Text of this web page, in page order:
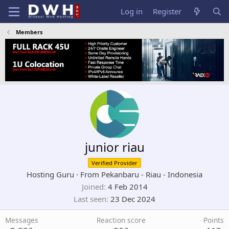
Log in Register
Members
junior riau
Verified Provider
Hosting Guru · From Pekanbaru - Riau - Indonesia
Joined 4 Feb 2014
Last seen 23 Dec 2024
Messages Reaction score Points